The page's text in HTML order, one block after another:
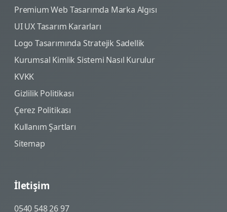
Premium Web Tasarımda Marka Algısı
UI UX Tasarım Kararları
Logo Tasarımında Stratejik Sadellik
Kurumsal Kimlik Sistemi Nasıl Kurulur
KVKK
Gizlilik Politikası
Çerez Politikası
Kullanım Şartları
Sitemap
İletişim
0540 548 26 97